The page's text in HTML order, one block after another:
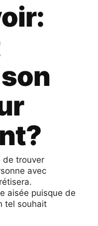
de trouver
avec
aisée puisque de
tel souhait